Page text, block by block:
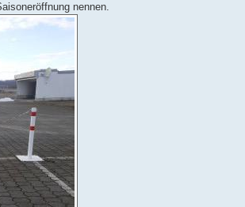
nennen.